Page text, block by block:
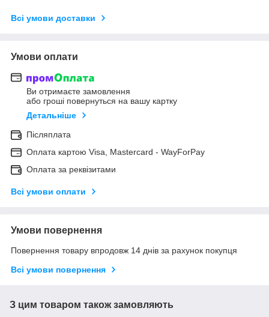
Всі умови доставки
Умови оплати
Ви отримаєте замовлення
або гроші повернуться на вашу картку
Детальніше
Післяплата
Оплата картою Visa, Mastercard - WayForPay
Оплата за реквізитами
Всі умови оплати
Умови повернення
Повернення товару впродовж 14 днів за рахунок покупця
Всі умови повернення
З цим товаром також замовляють